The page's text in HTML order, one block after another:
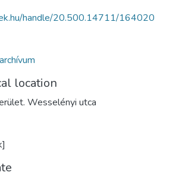
handle/20.500.14711/164020
location
Wesselényi utca